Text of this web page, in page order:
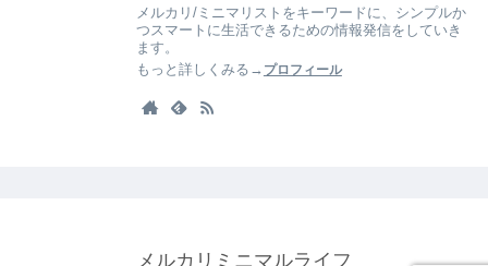
メルカリ/ミニマリストをキーワードに、シンプルか
つスマートに生活できるための情報発信をしていき
ます。
もっと詳しくみる→ プロフィール
メルカリミニマルライフ